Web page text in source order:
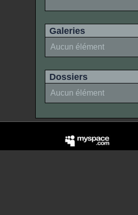
Galeries
Aucun élément
Dossiers
Aucun élément